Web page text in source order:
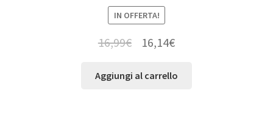
IN OFFERTA!
16,99€ 16,14€
Aggiungi al carrello